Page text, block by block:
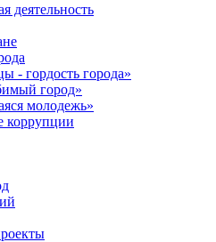
деятельность
- гордость города»
город»
молодежь»
коррупции